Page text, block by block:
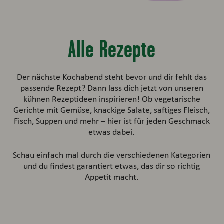
Alle Rezepte
Der nächste Kochabend steht bevor und dir fehlt das
passende Rezept? Dann lass dich jetzt von unseren
kühnen Rezeptideen inspirieren! Ob vegetarische
Gerichte mit Gemüse, knackige Salate, saftiges Fleisch,
Fisch, Suppen und mehr – hier ist für jeden Geschmack
etwas dabei.
Schau einfach mal durch die verschiedenen Kategorien
und du findest garantiert etwas, das dir so richtig
Appetit macht.